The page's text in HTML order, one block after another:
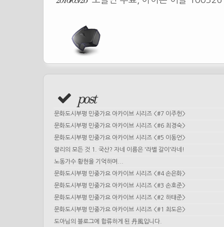
post
문화도시부평 민중가요 아카이브 시리즈 <#7 이주헌>
문화도시부평 민중가요 아카이브 시리즈 <#6 최경숙>
문화도시부평 민중가요 아카이브 시리즈 <#5 이동언>
알리의 모든 것 1. 국산? 자네 이름은 '라벨 갈이'라네!
노동가수 황현을 기억하며...
문화도시부평 민중가요 아카이브 시리즈 <#4 손은화>
문화도시부평 민중가요 아카이브 시리즈 <#3 손호준>
문화도시부평 민중가요 아카이브 시리즈 <#2 하태준>
문화도시부평 민중가요 아카이브 시리즈 <#1 최도은>
도아님의 블로그에 합류하게 된 丹風입니다.